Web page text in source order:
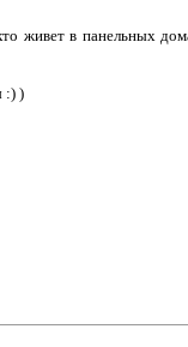
живет в панельных
:) )